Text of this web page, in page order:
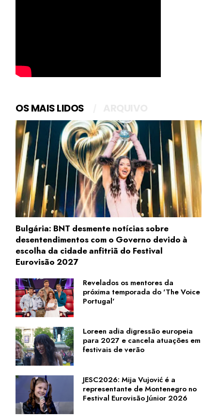
OS MAIS LIDOS
Bulgária: BNT desmente notícias sobre
desentendimentos com o Governo devido à
escolha da cidade anfitriã do Festival
Eurovisão 2027
Revelados os mentores da
próxima temporada do 'The Voice
Portugal'
Loreen adia digressão europeia
para 2027 e cancela atuações em
festivais de verão
JESC2026: Mija Vujović é a
representante de Montenegro no
Festival Eurovisão Júnior 2026